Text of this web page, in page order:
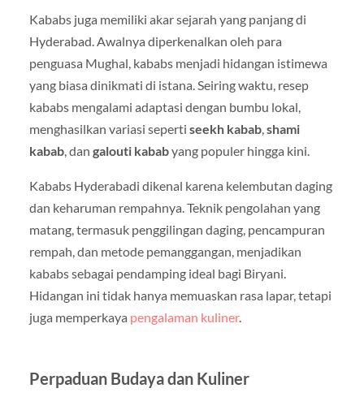
Kababs juga memiliki akar sejarah yang panjang di
Hyderabad. Awalnya diperkenalkan oleh para
penguasa Mughal, kababs menjadi hidangan istimewa
yang biasa dinikmati di istana. Seiring waktu, resep
kababs mengalami adaptasi dengan bumbu lokal,
menghasilkan variasi seperti seekh kabab, shami
kabab, dan galouti kababyang populer hingga kini.
Kababs Hyderabadi dikenal karena kelembutan daging
dan keharuman rempahnya. Teknik pengolahan yang
matang, termasuk penggilingan daging, pencampuran
rempah, dan metode pemanggangan, menjadikan
kababs sebagai pendamping ideal bagi Biryani.
Hidangan ini tidak hanya memuaskan rasa lapar, tetapi
juga memperkaya pengalaman kuliner.
Perpaduan Budaya dan Kuliner